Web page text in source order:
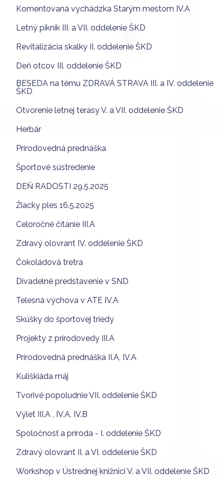
Komentovaná vychádzka Starým mestom IV.A
Letný piknik III. a VII. oddelenie ŠKD
Revitalizácia skalky II. oddelenie ŠKD
Deň otcov III. oddelenie ŠKD
BESEDA na tému ZDRAVÁ STRAVA III. a IV. oddelenie
ŠKD
Otvorenie letnej terasy V. a VII. oddelenie ŠKD
Herbár
Prírodovedná prednáška
Športové sústredenie
DEŇ RADOSTI 29.5.2025
Žiacky ples 16.5.2025
Celoročné čítanie III.A
Zdravý olovrant IV. oddelenie ŠKD
Čokoládová tretra
Divadelné predstavenie v SND
Telesná výchova v ATE IV.A
Skúšky do športovej triedy
Projekty z prírodovedy III.A
Prírodovedná prednáška II.A, IV.A
Kuliškiáda máj
Tvorivé popoludnie VII. oddelenie ŠKD
Výlet III.A , IV.A, IV.B
Spoločnosť a príroda - I. oddelenie ŠKD
Zdravý olovrant II. a VI. oddelenie ŠKD
Workshop v Ústrednej knižnici V. a VII. oddelenie ŠKD